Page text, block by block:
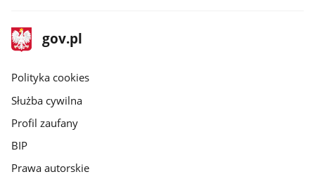
stopka
gov.pl
Strona
gov.pl
gov.pl
Polityka cookies
Służba cywilna
Profil zaufany
BIP
Prawa autorskie